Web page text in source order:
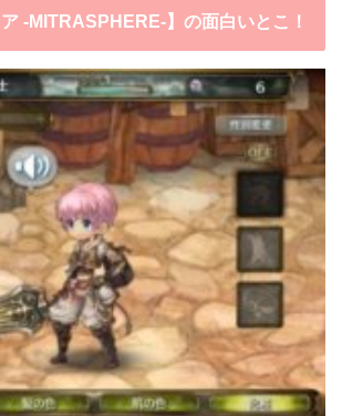
ア -MITRASPHERE-】の面白いとこ！